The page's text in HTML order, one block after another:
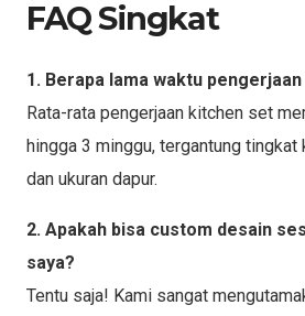
FAQ Singkat
1. Berapa lama waktu
Rata-rata pengerjaan kitchen set
hingga 3 minggu, tergantung
dan ukuran dapur.
2. Apakah bisa custom desain
saya?
Tentu saja! Kami sangat